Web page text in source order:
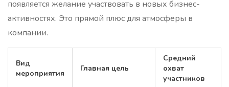
появляется желание участвовать в новых бизнес-
активностях. Это прямой плюс для атмосферы в
компании.
Вид
мероприятия
Главная цель
Средний
охват
участников